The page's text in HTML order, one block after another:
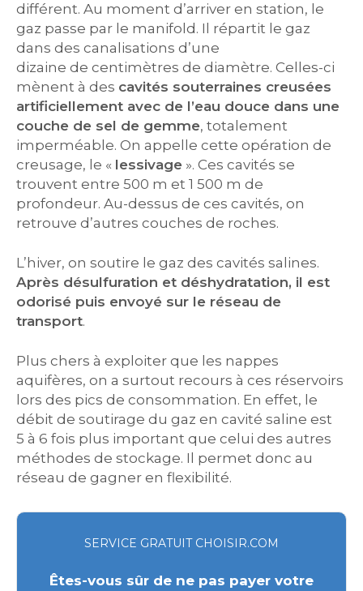
différent. Au moment d’arriver en station, le
gaz passe par le manifold. Il répartit le gaz
dans des canalisations d’une
dizaine de centimètres de diamètre. Celles-ci
mènent à des cavités souterraines creusées
artificiellement avec de l’eau douce dans une
couche de sel de gemme, totalement
imperméable. On appelle cette opération de
creusage, le « lessivage ». Ces cavités se
trouvent entre 500 m et 1 500 m de
profondeur. Au-dessus de ces cavités, on
retrouve d’autres couches de roches.
L’hiver, on soutire le gaz des cavités salines.
Après désulfuration et déshydratation, il est
odorisé puis envoyé sur le réseau de
transport.
Plus chers à exploiter que les nappes
aquifères, on a surtout recours à ces réservoirs
lors des pics de consommation. En effet, le
débit de soutirage du gaz en cavité saline est
5 à 6 fois plus important que celui des autres
méthodes de stockage. Il permet donc au
réseau de gagner en flexibilité.
SERVICE GRATUIT CHOISIR.COM
Êtes-vous sûr de ne pas payer votre